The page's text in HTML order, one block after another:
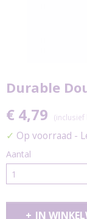
Durable
€ 4,79 (inclusief
✓ Op voorraad -
Aantal
IN